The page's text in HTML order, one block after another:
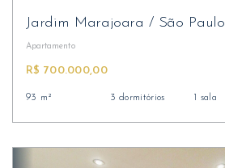
Jardim Marajoara / São Paulo
Apartamento
R$ 700.000,00
93 m² 3 dormitórios 1 sala